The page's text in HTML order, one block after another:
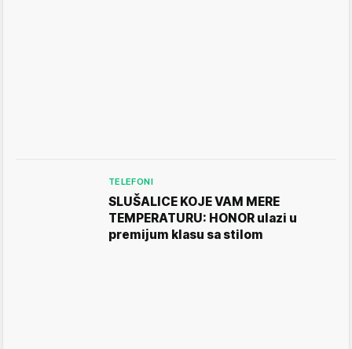
TELEFONI
SLUŠALICE KOJE VAM MERE
TEMPERATURU: HONOR ulazi u
premijum klasu sa stilom